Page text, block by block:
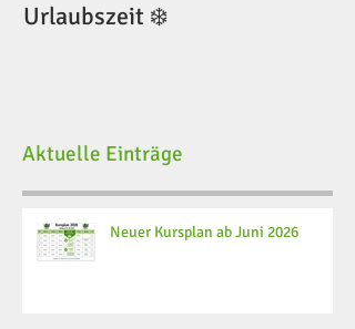
Urlaubszeit ❄️
Aktuelle Einträge
Neuer Kursplan ab Juni 2026